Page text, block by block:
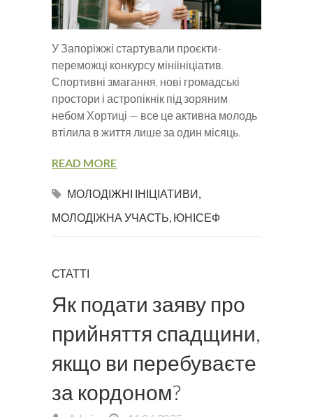
У Запоріжжі стартували проєкти-
переможці конкурсу мініініціатив.
Спортивні змагання, нові громадські
простори і астропікнік під зоряним
небом Хортиці — все це активна молодь
втілила в життя лише за один місяць.
READ MORE
МОЛОДІЖНІ ІНІЦІАТИВИ
МОЛОДІЖНА УЧАСТЬ ЮНІСЕФ
СТАТТІ
Як подати заяву про
прийняття спадщини,
якщо ви перебуваєте
за кордоном?